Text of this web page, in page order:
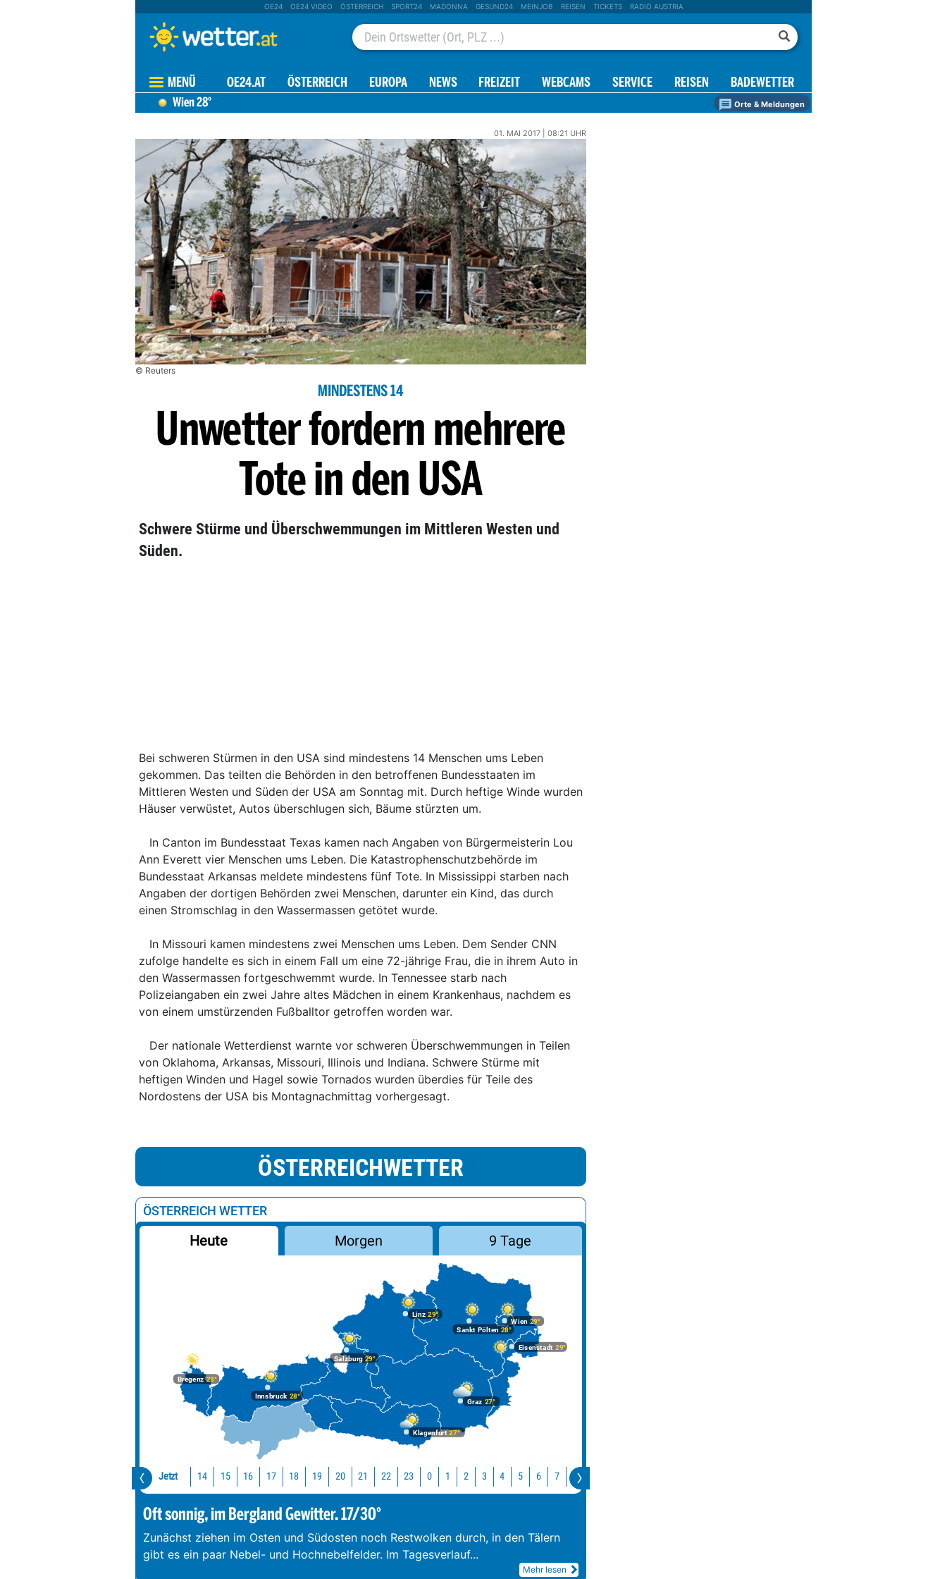
OE24 OE24 VIDEO ÖSTERREICH SPORT24 MADONNA GESUND24 MEINJOB REISEN TICKETS RADIO AUSTRIA
MENÜ OE24.AT ÖSTERREICH EUROPA NEWS FREIZEIT WEBCAMS SERVICE REISEN BADEWETTER
Wien28° Orte & Meldungen
01. MAI 2017 | 08:21 UHR
© Reuters
MINDESTENS 14
Unwetter fordern mehrere
Tote in den USA
Schwere Stürme und Überschwemmungen im Mittleren Westen und
Süden.
Bei schweren Stürmen in den USA sind mindestens 14 Menschen ums Leben
gekommen. Das teilten die Behörden in den betroffenen Bundesstaaten im
Mittleren Westen und Süden der USA am Sonntag mit. Durch heftige Winde wurden
Häuser verwüstet, Autos überschlugen sich, Bäume stürzten um.
In Canton im Bundesstaat Texas kamen nach Angaben von Bürgermeisterin Lou
Ann Everett vier Menschen ums Leben. Die Katastrophenschutzbehörde im
Bundesstaat Arkansas meldete mindestens fünf Tote. In Mississippi starben nach
Angaben der dortigen Behörden zwei Menschen, darunter ein Kind, das durch
einen Stromschlag in den Wassermassen getötet wurde.
In Missouri kamen mindestens zwei Menschen ums Leben. Dem Sender CNN
zufolge handelte es sich in einem Fall um eine 72-jährige Frau, die in ihrem Auto in
den Wassermassen fortgeschwemmt wurde. In Tennessee starb nach
Polizeiangaben ein zwei Jahre altes Mädchen in einem Krankenhaus, nachdem es
von einem umstürzenden Fußballtor getroffen worden war.
Der nationale Wetterdienst warnte vor schweren Überschwemmungen in Teilen
von Oklahoma, Arkansas, Missouri, Illinois und Indiana. Schwere Stürme mit
heftigen Winden und Hagel sowie Tornados wurden überdies für Teile des
Nordostens der USA bis Montagnachmittag vorhergesagt.
ÖSTERREICHWETTER
ÖSTERREICH WETTER
Heute Morgen 9 Tage
Bregenz28°
Graz 27°
Innsbruck28°
Klagenfurt27°
Linz 29°
Salzburg29°
Wien 29°
Eisenstadt 29°
Sankt Pölten 28°
Jetzt 14 15 16 17 18 19 20 21 22 23 0 1 2 3 4 5 6 7 8
Oft sonnig, im Bergland Gewitter. 17/30°
Zunächst ziehen im Osten und Südosten noch Restwolken durch, in den Tälern
gibt es ein paar Nebel- und Hochnebelfelder. Im Tagesverlauf...
Mehr lesen